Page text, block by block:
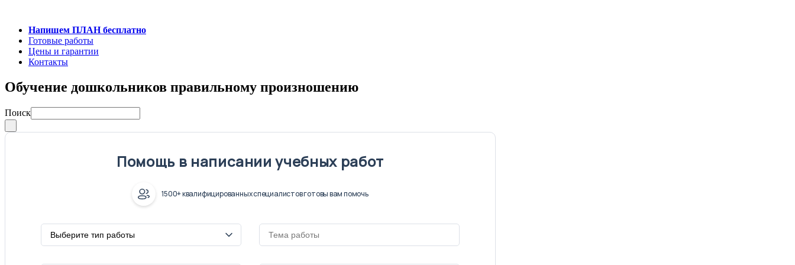
Напишем ПЛАН бесплатно
Готовые работы
Цены и гарантии
Контакты
Обучение дошкольников правильному произношению
Поиск
Помощь в написании учебных работ
1500+ квалифицированных специалистов готовы вам помочь